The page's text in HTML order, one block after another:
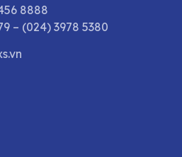
8888
– (024) 3978 5380